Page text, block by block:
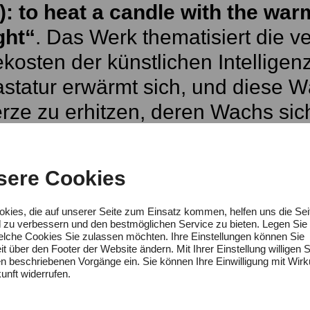
Cookies
die auf unserer Seite zum Einsatz kommen, helfen uns die
zu verbessern und den bestmöglichen Service zu bieten. Legen
Cookies Sie zulassen möchten. Ihre Einstellungen können Sie
über den Footer der Website ändern. Mit Ihrer Einstellung willigen
beschriebenen Vorgänge ein. Sie können Ihre Einwilligung mit
widerrufen.
to heat a candle with the
. Das Werk thematisiert die
der künstlichen
erwärmt sich, und diese
zu erhitzen, deren Wachs
auf dem Boden des
Kette von Ursache und
eine bemerkenswerte
auf greifbare Weise
abstrakt ist, wird zu
so das Statement der Jury.
visualisiere „erfolgreich